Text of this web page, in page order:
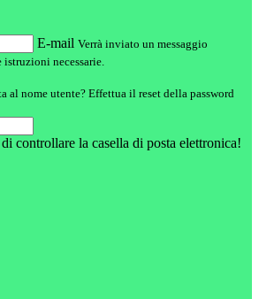
E-mail Verrà inviato un messaggio
necessarie.
al nome utente? Effettua il reset della password
controllare la casella di posta elettronica!